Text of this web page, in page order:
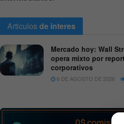
Articulosde interes
Mercado hoy: Wall
opera mixto por
corporativos
6 DE AGOSTO DE 2026